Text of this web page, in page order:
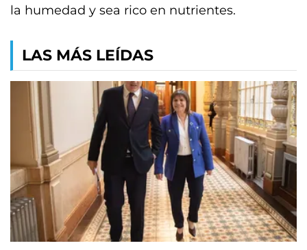
la humedad y sea rico en nutrientes.
LAS MÁS LEÍDAS